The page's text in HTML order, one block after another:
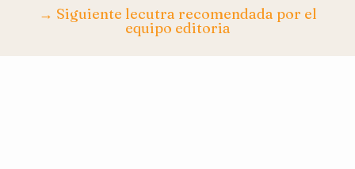
→ Siguiente lecutra recomendada por el
equipo editoria